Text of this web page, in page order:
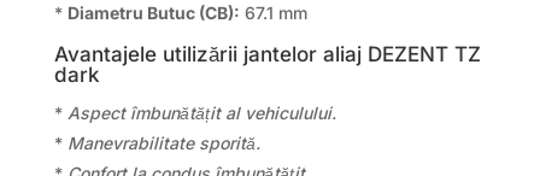
* Diametru Butuc (CB): 67.1 mm
Avantajele utilizării jantelor aliaj DEZENT TZ
dark
* Aspect îmbunătățit al vehiculului.
* Manevrabilitate sporită.